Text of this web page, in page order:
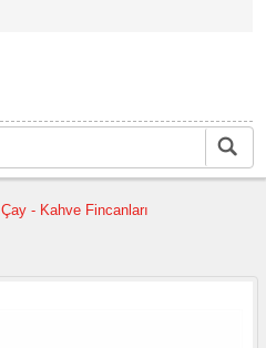
Çay - Kahve Fincanları